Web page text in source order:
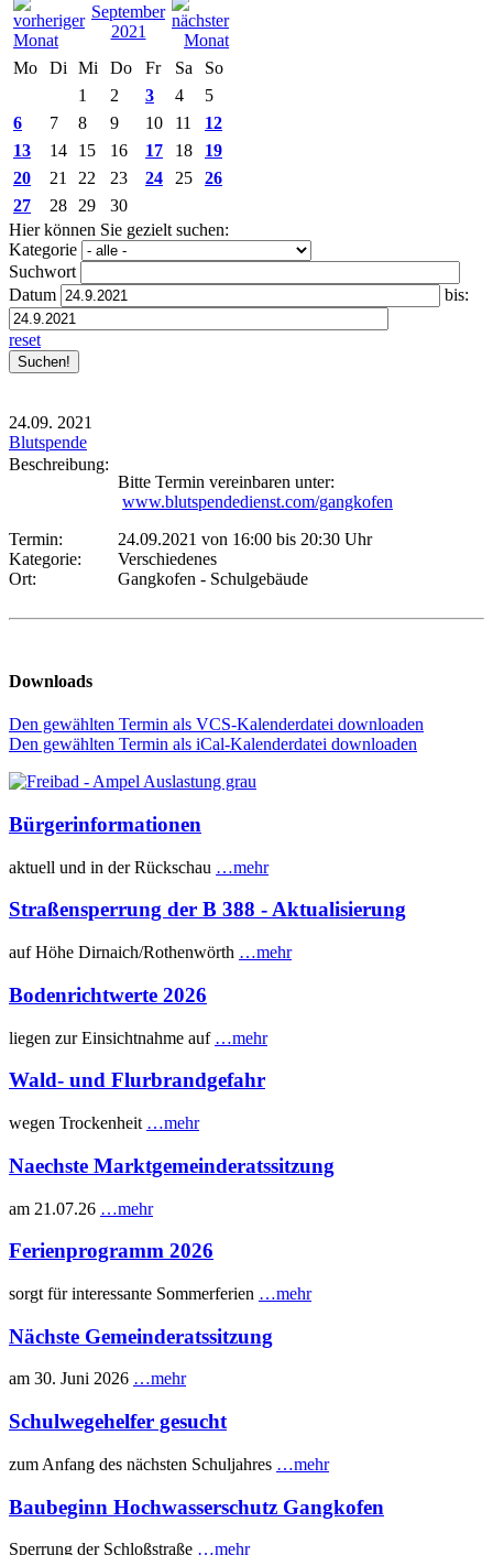
September
2021
Mo
Di Mi Do Fr Sa
So
1
2 3 4
5
6
7 8 9 10 11
12
13
14 15 16 17 18
19
20
21 22 23 24 25
26
27
28 29
30
Hier können Sie gezielt suchen:
Kategorie
Suchwort
Datum
bis:
reset
24.09. 2021
Blutspende
Beschreibung:
Bitte Termin vereinbaren unter:
www.blutspendedienst.com/gangkofen
Termin:
24.09.2021 von 16:00 bis 20:30 Uhr
Kategorie:
Verschiedenes
Ort:
Gangkofen - Schulgebäude
Downloads
Den gewählten Termin als VCS-Kalenderdatei downloaden
Den gewählten Termin als iCal-Kalenderdatei downloaden
Bürgerinformationen
aktuell und in der Rückschau …mehr
Straßensperrung der B 388 - Aktualisierung
auf Höhe Dirnaich/Rothenwörth …mehr
Bodenrichtwerte 2026
liegen zur Einsichtnahme auf …mehr
Wald- und Flurbrandgefahr
wegen Trockenheit …mehr
Naechste Marktgemeinderatssitzung
am 21.07.26 …mehr
Ferienprogramm 2026
sorgt für interessante Sommerferien …mehr
Nächste Gemeinderatssitzung
am 30. Juni 2026 …mehr
Schulwegehelfer gesucht
zum Anfang des nächsten Schuljahres …mehr
Baubeginn Hochwasserschutz Gangkofen
Sperrung der Schloßstraße …mehr